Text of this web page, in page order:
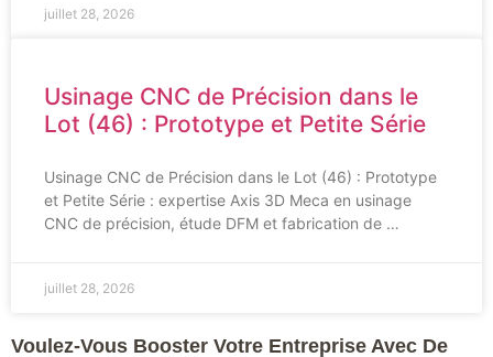
juillet 28, 2026
Usinage CNC de Précision dans le
Lot (46) : Prototype et Petite Série
Usinage CNC de Précision dans le Lot (46) : Prototype
et Petite Série : expertise Axis 3D Meca en usinage
CNC de précision, étude DFM et fabrication de …
juillet 28, 2026
Voulez-Vous Booster Votre Entreprise Avec De